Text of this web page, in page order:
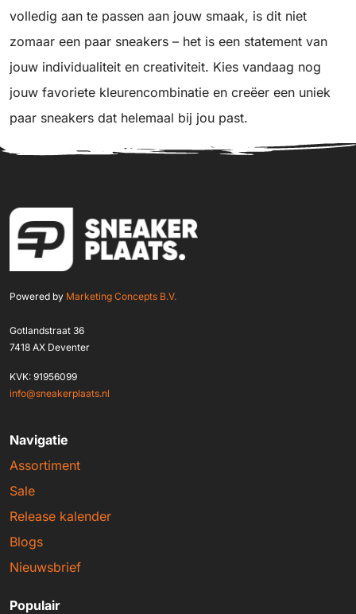
volledig aan te passen aan jouw smaak, is dit niet
zomaar een paar sneakers – het is een statement van
jouw individualiteit en creativiteit. Kies vandaag nog
jouw favoriete kleurencombinatie en creëer een uniek
paar sneakers dat helemaal bij jou past.
Powered by Marketing Concepts B.V.
Gotlandstraat 36
7418 AX Deventer
KVK: 91956099
info@sneakerplaats.nl
Navigatie
Assortiment
Sale
Release kalender
Blogs
Nieuwsbrief
Populair